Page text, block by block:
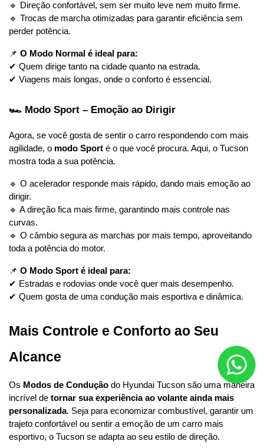
🔹 Direção confortável, sem ser muito leve nem muito firme.
🔹 Trocas de marcha otimizadas para garantir eficiência sem
perder potência.
📌 O Modo Normal é ideal para:
✔ Quem dirige tanto na cidade quanto na estrada.
✔ Viagens mais longas, onde o conforto é essencial.
🏎 Modo Sport – Emoção ao Dirigir
Agora, se você gosta de sentir o carro respondendo com mais
agilidade, o modo Sport é o que você procura. Aqui, o Tucson
mostra toda a sua potência.
🔹 O acelerador responde mais rápido, dando mais emoção ao
dirigir.
🔹 A direção fica mais firme, garantindo mais controle nas
curvas.
🔹 O câmbio segura as marchas por mais tempo, aproveitando
toda a potência do motor.
📌 O Modo Sport é ideal para:
✔ Estradas e rodovias onde você quer mais desempenho.
✔ Quem gosta de uma condução mais esportiva e dinâmica.
Mais Controle e Conforto ao Seu
Alcance
Os Modos de Condução do Hyundai Tucson são uma maneira
incrível de tornar sua experiência ao volante ainda mais
personalizada. Seja para economizar combustível, garantir um
trajeto confortável ou sentir a emoção de um carro mais
esportivo, o Tucson se adapta ao seu estilo de direção.